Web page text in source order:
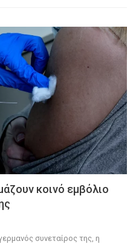
κοινό εμβόλιο
συνεταίρος της, η